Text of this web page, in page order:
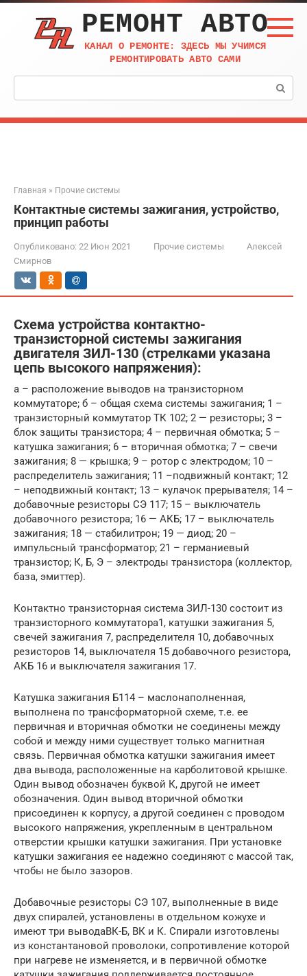
Перейти
контенту
РЕМОНТ АВТО
КАНАЛ О РЕМОНТЕ: ЗДЕСЬ МЫ УЧИМСЯ
РЕМОНТИРОВАТЬ АВТО САМИ
Поиск:
Главная » Прочие системы
Контактные системы зажигания, устройство,
принцип работы
Опубликовано: 22 Июн 2021 Прочие системы
Алексей
Смирнов
Схема устройства контактно-
транзисторной системы зажигания
двигателя ЗИЛ-130 (стрелками указана
цепь высокого напряжения):
а – расположение выводов на транзисторном
коммутаторе; б – общая схема системы зажигания; 1 –
транзисторный коммутатор ТК 102; 2 — резисторы; 3 –
блок защиты транзистора; 4 – первичная обмотка; 5 –
катушка зажигания; 6 – вторичная обмотка; 7 – свечи
зажигания; 8 — крышка; 9 – ротор с электродом; 10 –
распределитель зажигания; 11 –подвижный контакт; 12
– неподвижный контакт; 13 – кулачок прерывателя; 14 –
добавочные резисторы СЭ 117; 15 – выключатель
добавочного резистора; 16 — АКБ; 17 – выключатель
зажигания; 18 — стабилитрон; 19 — диод; 20 –
импульсный трансформатор; 21 – германиевый
транзистор; К, Б, Э – электроды транзистора (коллектор,
база, эмиттер).
Контактно транзисторная система ЗИЛ-130 состоит из
транзисторного коммутатора1, катушки зажигания 5,
свечей зажигания 7, распределителя 10, добавочных
резисторов 14, выключателя 15 добавочного резистора,
АКБ 16 и выключателя зажигания 17.
Катушка зажигания Б114 – маслонаполненная,
выполнена по трансформаторной схеме, т.е. ее
первичная и вторичная обмотки не соединены между
собой и между ними существует только магнитная
связь. Первичная обмотка катушки зажигания имеет
два вывода, расположенные на карболитовой крышке.
Один вывод обозначен буквой К, другой не имеет
обозначения. Один вывод вторичной обмотки
присоединен к корпусу, а другой соединен с проводом
высокого напряжения, укрепленным в центральном
отверстии крышки катушки зажигания. При установке
катушки зажигания ее надежно соединяют с массой так,
чтобы не было зазоров.
Добавочные резисторы СЭ 107, выполненные в виде
двух спиралей, установлены в отдельном кожухе и
имеют три выводаВК-Б, ВК и К. Спирали изготовлены
из константановой проволоки, сопротивление которой
при нагреве не изменяется, и в первичной обмотке